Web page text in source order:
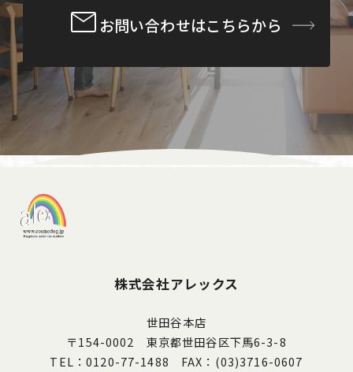
インダストリアル
お問い合わせはこちらから
株式会社アレックス
世田谷本店
〒154-0002 東京都世田谷区下馬6-3-8
TEL：0120-77-1488 FAX：(03)3716-0607